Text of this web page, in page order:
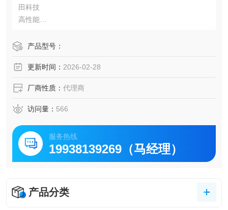
田科技
高性能
较高的重复定位精度，符合客户期许
产品型号：
更新时间： 2026-02-28
厂商性质： 代理商
访问量： 566
服务热线
19938139269（马经理）
产品分类